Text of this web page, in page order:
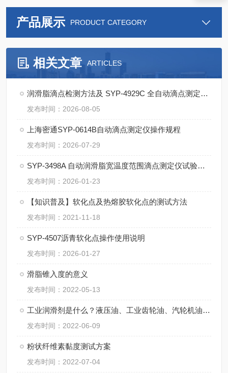
产品展示 PRODUCT CATEGORY
相关文章 ARTICLES
润滑脂滴点检测方法及 SYP‑4929C 全自动滴点测定仪应用
发布时间：2026-08-05
上海密通SYP-0614B自动滴点测定仪操作规程
发布时间：2026-07-29
SYP-3498A 自动润滑脂宽温度范围滴点测定仪试验步骤
发布时间：2026-01-23
【知识普及】软化点及热熔胶软化点的测试方法
发布时间：2021-11-18
SYP-4507沥青软化点操作使用说明
发布时间：2026-01-27
滑脂锥入度的意义
发布时间：2022-05-13
工业润滑剂是什么？液压油、工业齿轮油、汽轮机油和润滑脂？
发布时间：2022-06-09
粉状纤维素黏度测试方案
发布时间：2022-07-04